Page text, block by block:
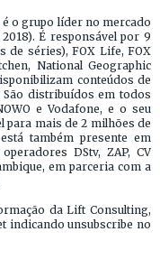
é o grupo líder no mercado
É responsável por 9
de séries), FOX Life, FOX
National Geographic
conteúdos de
distribuídos em todos
e Vodafone, e o seu
para mais de 2 milhões de
também presente em
DStv, ZAP, CV
em parceria com a
da Lift Consulting,
indicando unsubscribe no